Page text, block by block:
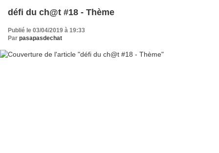
défi du ch@t #18 - Thème
Publié le 03/04/2019 à 19:33
Par pasapasdechat